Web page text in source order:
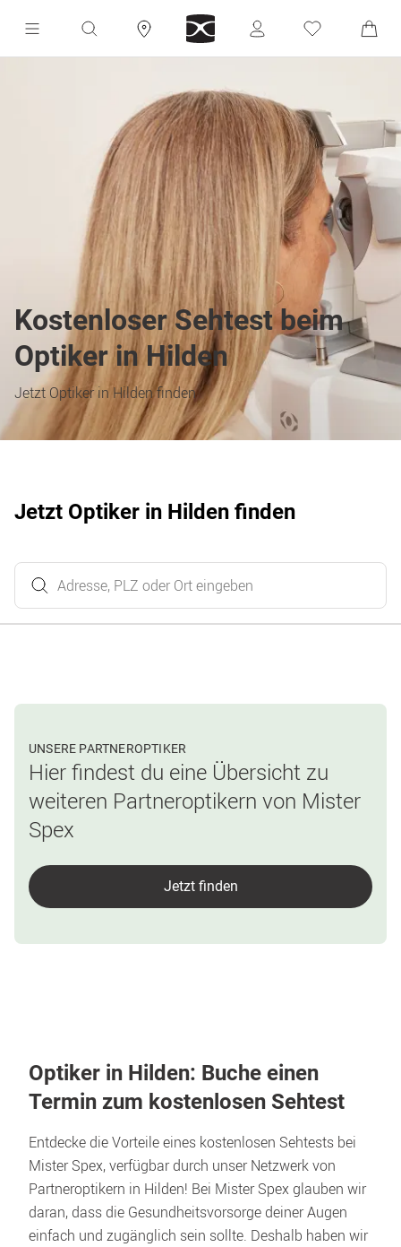
Kostenloser Sehtest beim
Optiker in Hilden
Jetzt Optiker in Hilden finden
Jetzt Optiker in Hilden finden
UNSERE PARTNEROPTIKER
Hier findest du eine Übersicht zu
weiteren Partneroptikern von Mister
Spex
Jetzt finden
Optiker in Hilden: Buche einen
Termin zum kostenlosen Sehtest
Entdecke die Vorteile eines kostenlosen Sehtests bei
Mister Spex, verfügbar durch unser Netzwerk von
Partneroptikern in Hilden! Bei Mister Spex glauben wir
daran, dass die Gesundheitsvorsorge deiner Augen
einfach und zugänglich sein sollte. Deshalb haben wir